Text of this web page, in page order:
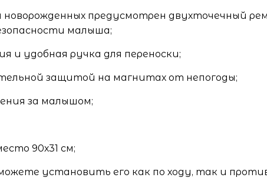
предусмотрен двухточечный
малыша;
и удобная ручка для переноски;
защитой на магнитах от непогоды;
за малышом;
90х31 см;
установить его как по ходу, так и